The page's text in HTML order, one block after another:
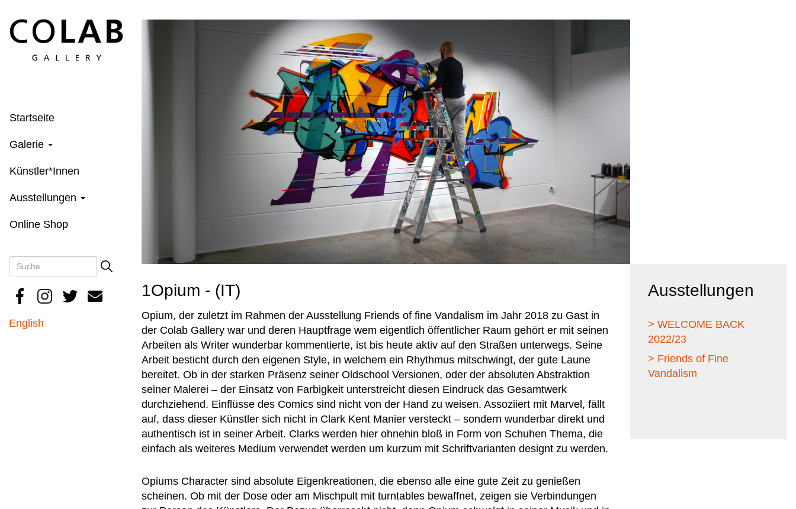
zum
Inhalt
Startseite
Galerie
Künstler*Innen
Ausstellungen
Online Shop
Search
Suche
English
1Opium - (IT)
Opium, der zuletzt im Rahmen der Ausstellung Friends of fine Vandalism im Jahr 2018 zu Gast in
der Colab Gallery war und deren Hauptfrage wem eigentlich öffentlicher Raum gehört er mit seinen
Arbeiten als Writer wunderbar kommentierte, ist bis heute aktiv auf den Straßen unterwegs. Seine
Arbeit besticht durch den eigenen Style, in welchem ein Rhythmus mitschwingt, der gute Laune
bereitet. Ob in der starken Präsenz seiner Oldschool Versionen, oder der absoluten Abstraktion
seiner Malerei – der Einsatz von Farbigkeit unterstreicht diesen Eindruck das Gesamtwerk
durchziehend. Einflüsse des Comics sind nicht von der Hand zu weisen. Assoziiert mit Marvel, fällt
auf, dass dieser Künstler sich nicht in Clark Kent Manier versteckt – sondern wunderbar direkt und
authentisch ist in seiner Arbeit. Clarks werden hier ohnehin bloß in Form von Schuhen Thema, die
einfach als weiteres Medium verwendet werden um kurzum mit Schriftvarianten designt zu werden.
Opiums Character sind absolute Eigenkreationen, die ebenso alle eine gute Zeit zu genießen
scheinen. Ob mit der Dose oder am Mischpult mit turntables bewaffnet, zeigen sie Verbindungen
Ausstellungen
> WELCOME BACK
2022/23
> Friends of Fine
Vandalism